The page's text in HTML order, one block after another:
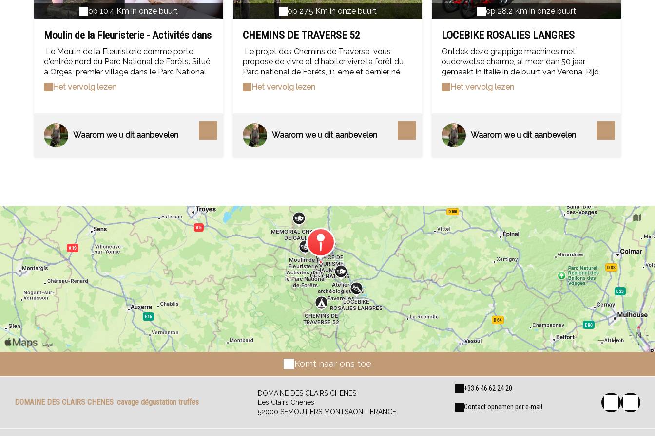
op 10.4 Km in onze buurt
Moulin de la Fleuristerie - Activités dans
le Parc National de Forêts
Le Moulin de la Fleuristerie comme porte
d'entrée nord du Parc National de Forêts. Situé
à Orges, premier village dans le Parc National
de Forêts pour les visiteurs en provenance de
Troyes, Reims ou Paris, Le Moulin de la
Patrimoine Vivant" pour la fabrication
d'accessoires de fleurs et parures destinés à la
Haute Couture et la décoration. Histoire
Het vervolg lezen
Waarom we u dit aanbevelen
op 27.5 Km in onze buurt
CHEMINS DE TRAVERSE 52
Le projet des Chemins de Traverse vous
propose de vivre et d'habiter vivre la forêt du
Parc national de Forêts, 11 ème et dernier né
des Parc nationaux français . Vous
allez bivouaquer dans des tentes nomades,
découvertes, habiter des cabanes insolites ,
cheminer le long des ruisseaux forestiers
jusqu'à leur source, apprendre la vannerie
Situé dans le sud du département de la Haute-
Marne, sur le plateau de Langres , notre village
d'Auberive et son abbaye cistercienne sont
particulièrement bien placés pour vous offrir un
beau lieu de ressourcement ou un point de
départ pour des balades à la journée ou des
randonnées au long court. Chemins de
Traverse est une initiative du Centre d'Initiation
à la Nature d'Auberive, géré par la Ligue de
l'enseignement de Haute-Marne
(www.ligue52.org )
Het vervolg lezen
Waarom we u dit aanbevelen
op 28.2 Km in onze buurt
LOCEBIKE ROSALIES LANGRES
Ontdek deze grappige machines met
ouderwetse charme, al meer dan 50 jaar
gemaakt in Italië in de buurt van Verona. Rijd
door het hart van Langres, op zoek naar de
duizend-en-een schatten van deze prachtige
des Lumières, de Navarre-toren, alles is
toegankelijk … Loop langs de wallen en
bewonder de landschappen zo ver het oog
Het vervolg lezen
Waarom we u dit aanbevelen
Komt naar ons toe
DOMAINE DES CLAIRS CHENES cavage dégustation truffes
DOMAINE DES CLAIRS CHENES
Les Clairs Chênes,
52000 SEMOUTIERS MONTSAON - FRANCE
+33 6 46 62 24 20
Contact opnemen per e-mail